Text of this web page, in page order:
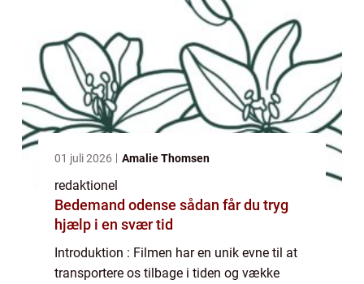
01 juli 2026 Amalie Thomsen
redaktionel
Bedemand odense sådan får du tryg
hjælp i en svær tid
Introduktion : Filmen har en unik evne til at
transportere os tilbage i tiden og vække